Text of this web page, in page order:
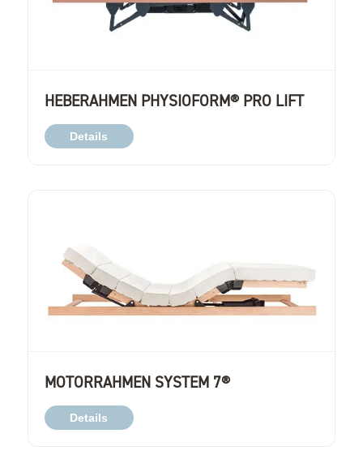
HEBERAHMEN PHYSIOFORM® PRO LIFT
Details
MOTORRAHMEN SYSTEM 7®
Details